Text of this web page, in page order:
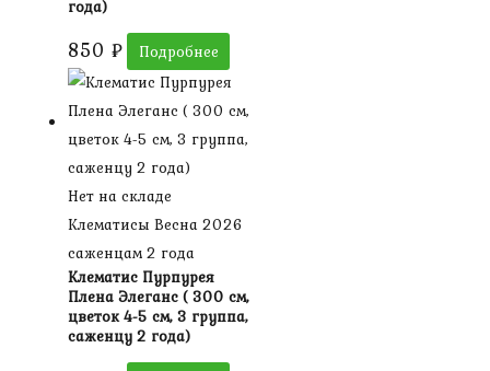
года)
850 ₽ Подробнее
Нет на складе
Клематисы Весна 2026
саженцам 2 года
Клематис Пурпурея
Плена Элеганс ( 300 см,
цветок 4-5 см, 3 группа,
саженцу 2 года)